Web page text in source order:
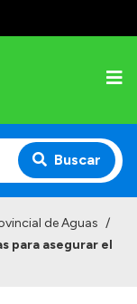
Buscar
de Aguas /
para asegurar el